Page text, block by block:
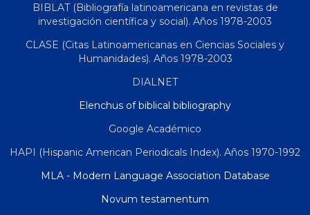
BIBLAT (Bibliografía latinoamericana en revistas de
investigación científica y social). Años 1978-2003
CLASE (Citas Latinoamericanas en Ciencias Sociales y
Humanidades). Años 1978-2003
DIALNET
Elenchus of biblical bibliography
Google Académico
HAPI (Hispanic American Periodicals Index). Años 1970-1992
MLA - Modern Language Association Database
Novum testamentum